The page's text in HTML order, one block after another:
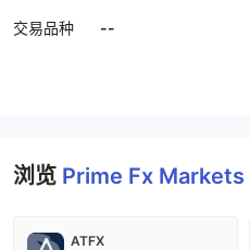
交易品种 --
浏览 Prime Fx Markets
ATFX